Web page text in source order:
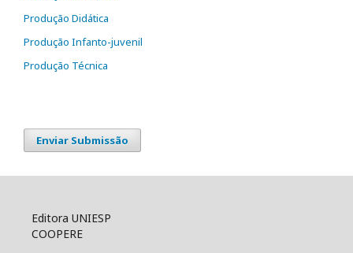
Produção Didática
Produção Infanto-juvenil
Produção Técnica
Enviar Submissão
Editora UNIESP
COOPERE